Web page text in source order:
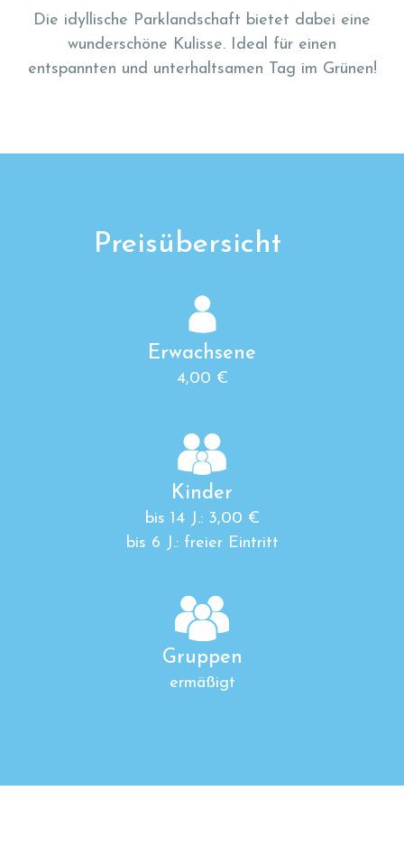
Die idyllische Parklandschaft bietet dabei eine
wunderschöne Kulisse. Ideal für einen
entspannten und unterhaltsamen Tag im Grünen!
Preisübersicht
Erwachsene
4,00 €
Kinder
bis 14 J.: 3,00 €
bis 6 J.: freier Eintritt
Gruppen
ermäßigt